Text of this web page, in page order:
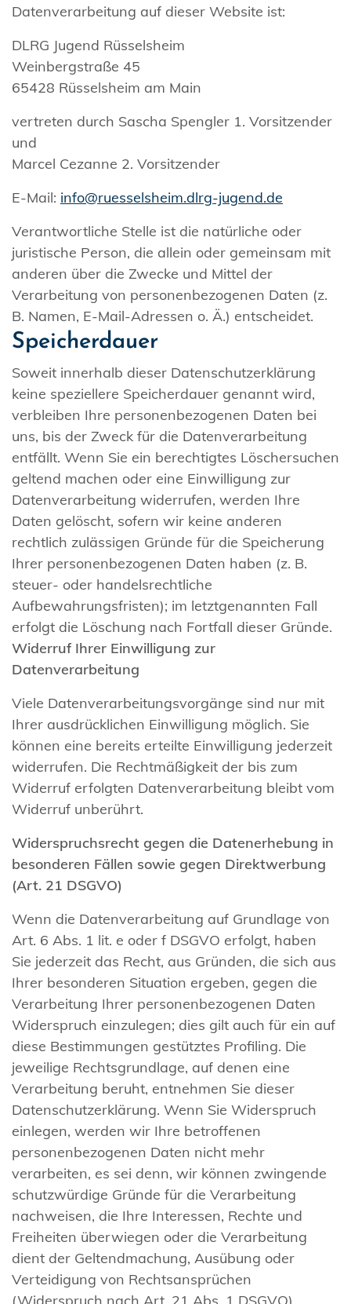
Datenverarbeitung auf dieser Website ist:
DLRG Jugend Rüsselsheim
Weinbergstraße 45
65428 Rüsselsheim am Main
vertreten durch Sascha Spengler 1. Vorsitzender
und
Marcel Cezanne 2. Vorsitzender
E-Mail: info@ruesselsheim.dlrg-jugend.de
Verantwortliche Stelle ist die natürliche oder
juristische Person, die allein oder gemeinsam mit
anderen über die Zwecke und Mittel der
Verarbeitung von personenbezogenen Daten (z.
B. Namen, E-Mail-Adressen o. Ä.) entscheidet.
Speicherdauer
Soweit innerhalb dieser Datenschutzerklärung
keine speziellere Speicherdauer genannt wird,
verbleiben Ihre personenbezogenen Daten bei
uns, bis der Zweck für die Datenverarbeitung
entfällt. Wenn Sie ein berechtigtes Löschersuchen
geltend machen oder eine Einwilligung zur
Datenverarbeitung widerrufen, werden Ihre
Daten gelöscht, sofern wir keine anderen
rechtlich zulässigen Gründe für die Speicherung
Ihrer personenbezogenen Daten haben (z. B.
steuer- oder handelsrechtliche
Aufbewahrungsfristen); im letztgenannten Fall
erfolgt die Löschung nach Fortfall dieser Gründe.
Widerruf Ihrer Einwilligung zur
Datenverarbeitung
Viele Datenverarbeitungsvorgänge sind nur mit
Ihrer ausdrücklichen Einwilligung möglich. Sie
können eine bereits erteilte Einwilligung jederzeit
widerrufen. Die Rechtmäßigkeit der bis zum
Widerruf erfolgten Datenverarbeitung bleibt vom
Widerruf unberührt.
Widerspruchsrecht gegen die Datenerhebung in
besonderen Fällen sowie gegen Direktwerbung
(Art. 21 DSGVO)
Wenn die Datenverarbeitung auf Grundlage von
Art. 6 Abs. 1 lit. e oder f DSGVO erfolgt, haben
Sie jederzeit das Recht, aus Gründen, die sich aus
Ihrer besonderen Situation ergeben, gegen die
Verarbeitung Ihrer personenbezogenen Daten
Widerspruch einzulegen; dies gilt auch für ein auf
diese Bestimmungen gestütztes Profiling. Die
jeweilige Rechtsgrundlage, auf denen eine
Verarbeitung beruht, entnehmen Sie dieser
Datenschutzerklärung. Wenn Sie Widerspruch
einlegen, werden wir Ihre betroffenen
personenbezogenen Daten nicht mehr
verarbeiten, es sei denn, wir können zwingende
schutzwürdige Gründe für die Verarbeitung
nachweisen, die Ihre Interessen, Rechte und
Freiheiten überwiegen oder die Verarbeitung
dient der Geltendmachung, Ausübung oder
Verteidigung von Rechtsansprüchen